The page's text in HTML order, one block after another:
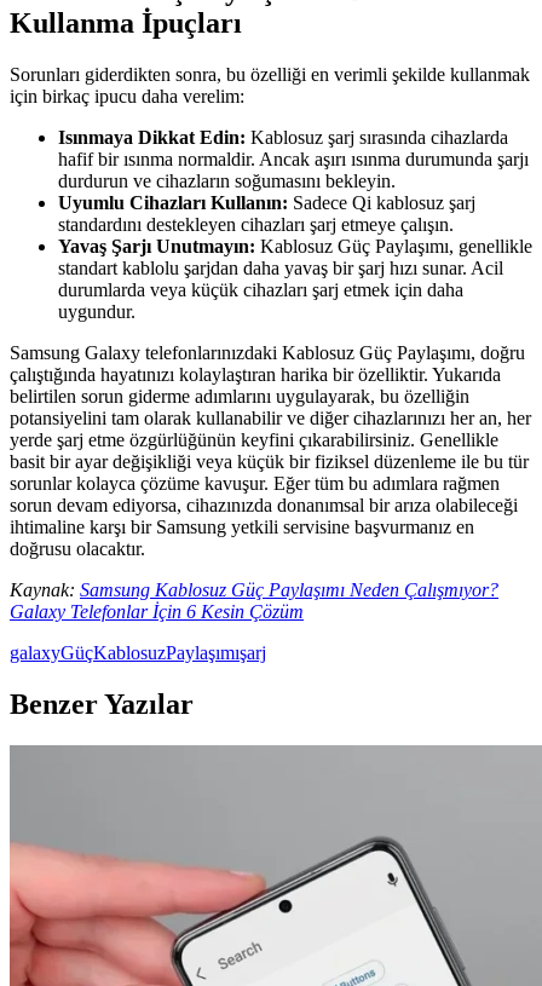
Kullanma İpuçları
Sorunları giderdikten sonra, bu özelliği en verimli şekilde kullanmak
için birkaç ipucu daha verelim:
Isınmaya Dikkat Edin: Kablosuz şarj sırasında cihazlarda
hafif bir ısınma normaldir. Ancak aşırı ısınma durumunda şarjı
durdurun ve cihazların soğumasını bekleyin.
Uyumlu Cihazları Kullanın: Sadece Qi kablosuz şarj
standardını destekleyen cihazları şarj etmeye çalışın.
Yavaş Şarjı Unutmayın: Kablosuz Güç Paylaşımı, genellikle
standart kablolu şarjdan daha yavaş bir şarj hızı sunar. Acil
durumlarda veya küçük cihazları şarj etmek için daha
uygundur.
Samsung Galaxy telefonlarınızdaki Kablosuz Güç Paylaşımı, doğru
çalıştığında hayatınızı kolaylaştıran harika bir özelliktir. Yukarıda
belirtilen sorun giderme adımlarını uygulayarak, bu özelliğin
potansiyelini tam olarak kullanabilir ve diğer cihazlarınızı her an, her
yerde şarj etme özgürlüğünün keyfini çıkarabilirsiniz. Genellikle
basit bir ayar değişikliği veya küçük bir fiziksel düzenleme ile bu tür
sorunlar kolayca çözüme kavuşur. Eğer tüm bu adımlara rağmen
sorun devam ediyorsa, cihazınızda donanımsal bir arıza olabileceği
ihtimaline karşı bir Samsung yetkili servisine başvurmanız en
doğrusu olacaktır.
Kaynak: Samsung Kablosuz Güç Paylaşımı Neden Çalışmıyor?
Galaxy Telefonlar İçin 6 Kesin Çözüm
galaxyGüçKablosuzPaylaşımışarj
Benzer Yazılar